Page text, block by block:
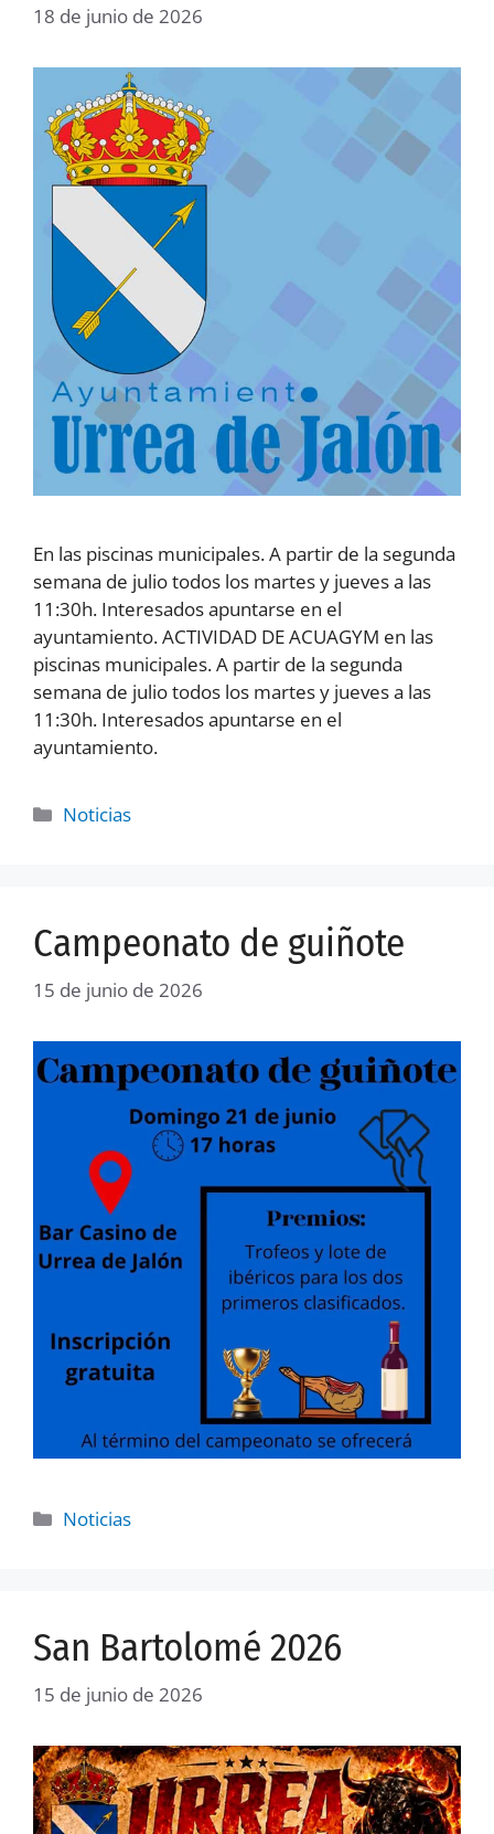
18 de junio de 2026
En las piscinas municipales. A partir de la segunda
semana de julio todos los martes y jueves a las
11:30h. Interesados apuntarse en el
ayuntamiento. ACTIVIDAD DE ACUAGYM en las
piscinas municipales. A partir de la segunda
semana de julio todos los martes y jueves a las
11:30h. Interesados apuntarse en el
ayuntamiento.
Noticias
Campeonato de guiñote
15 de junio de 2026
Noticias
San Bartolomé 2026
15 de junio de 2026